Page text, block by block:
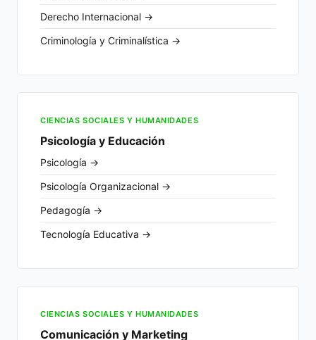
Derecho Internacional →
Criminología y Criminalística →
CIENCIAS SOCIALES Y HUMANIDADES
Psicología y Educación
Psicología →
Psicología Organizacional →
Pedagogía →
Tecnología Educativa →
CIENCIAS SOCIALES Y HUMANIDADES
Comunicación y Marketing